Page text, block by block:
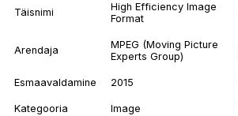
Täisnimi
High Efficiency Image
Format
Arendaja
MPEG (Moving Picture
Experts Group)
Esmaavaldamine 2015
Kategooria Image